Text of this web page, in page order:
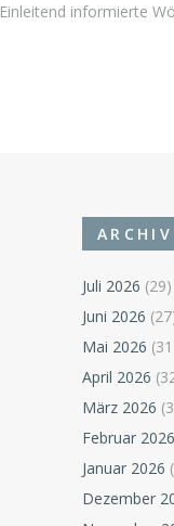
Einleitend informierte
ARCHIV
Juli 2026 (29)
Juni 2026
Mai 2026
April 2026
März 2026
Februar 2026
Januar 2026
Dezember